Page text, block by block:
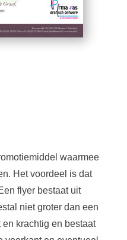
waarmee
Het voordeel is dat
flyer bestaat uit
niet groter dan een
krachtig en bestaat